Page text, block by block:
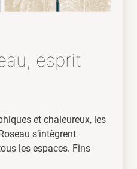
esprit
et chaleureux, les
s’intègrent
les espaces. Fins